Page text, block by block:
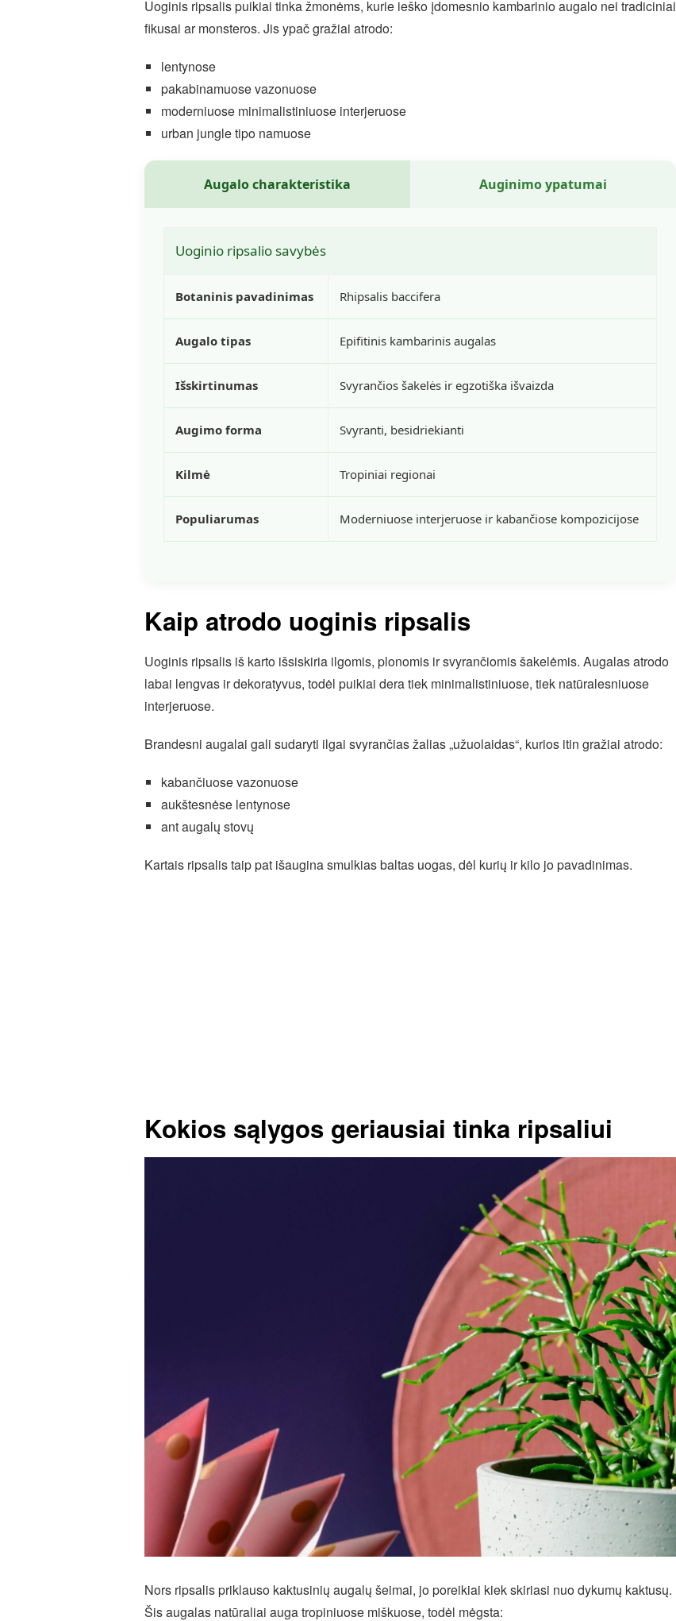
Uoginis ripsalis puikiai tinka žmonėms, kurie ieško įdomesnio kambarinio augalo nei tradiciniai
fikusai ar monsteros. Jis ypač gražiai atrodo:
lentynose
pakabinamuose vazonuose
moderniuose minimalistiniuose interjeruose
urban jungle tipo namuose
Augalo charakteristika Auginimo ypatumai
Uoginio ripsalio savybės
Botaninis pavadinimas Rhipsalis baccifera
Augalo tipas Epifitinis kambarinis augalas
Išskirtinumas Svyrančios šakelės ir egzotiška išvaizda
Augimo forma Svyranti, besidriekianti
Kilmė Tropiniai regionai
Populiarumas Moderniuose interjeruose ir kabančiose kompozicijose
Kaip atrodo uoginis ripsalis
Uoginis ripsalis iš karto išsiskiria ilgomis, plonomis ir svyrančiomis šakelėmis. Augalas atrodo
labai lengvas ir dekoratyvus, todėl puikiai dera tiek minimalistiniuose, tiek natūralesniuose
interjeruose.
Brandesni augalai gali sudaryti ilgai svyrančias žalias „užuolaidas“, kurios itin gražiai atrodo:
kabančiuose vazonuose
aukštesnėse lentynose
ant augalų stovų
Kartais ripsalis taip pat išaugina smulkias baltas uogas, dėl kurių ir kilo jo pavadinimas.
Kokios sąlygos geriausiai tinka ripsaliui
Nors ripsalis priklauso kaktusinių augalų šeimai, jo poreikiai kiek skiriasi nuo dykumų kaktusų.
Šis augalas natūraliai auga tropiniuose miškuose, todėl mėgsta: